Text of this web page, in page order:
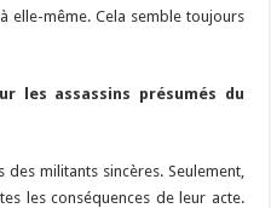
elle-même. Cela semble toujours
les assassins présumés du
militants sincères. Seulement,
les conséquences de leur acte.